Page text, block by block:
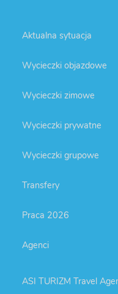
Aktualna sytuacja
Wycieczki objazdowe
Wycieczki zimowe
Wycieczki prywatne
Wycieczki grupowe
Transfery
Praca 2026
Agenci
ASI TURIZM Travel